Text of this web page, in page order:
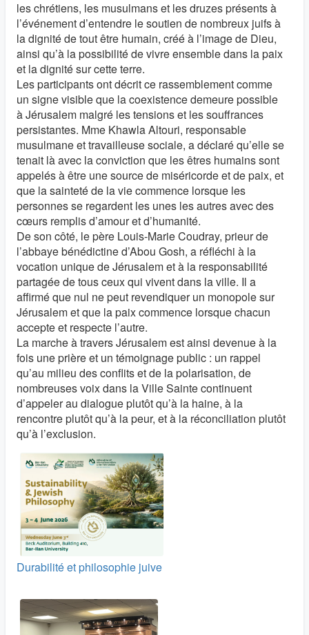
les chrétiens, les musulmans et les druzes présents à
l’événement d’entendre le soutien de nombreux juifs à
la dignité de tout être humain, créé à l’image de Dieu,
ainsi qu’à la possibilité de vivre ensemble dans la paix
et la dignité sur cette terre.
Les participants ont décrit ce rassemblement comme
un signe visible que la coexistence demeure possible
à Jérusalem malgré les tensions et les souffrances
persistantes. Mme Khawla Altouri, responsable
musulmane et travailleuse sociale, a déclaré qu’elle se
tenait là avec la conviction que les êtres humains sont
appelés à être une source de miséricorde et de paix, et
que la sainteté de la vie commence lorsque les
personnes se regardent les unes les autres avec des
cœurs remplis d’amour et d’humanité.
De son côté, le père Louis-Marie Coudray, prieur de
l’abbaye bénédictine d’Abou Gosh, a réfléchi à la
vocation unique de Jérusalem et à la responsabilité
partagée de tous ceux qui vivent dans la ville. Il a
affirmé que nul ne peut revendiquer un monopole sur
Jérusalem et que la paix commence lorsque chacun
accepte et respecte l’autre.
La marche à travers Jérusalem est ainsi devenue à la
fois une prière et un témoignage public : un rappel
qu’au milieu des conflits et de la polarisation, de
nombreuses voix dans la Ville Sainte continuent
d’appeler au dialogue plutôt qu’à la haine, à la
rencontre plutôt qu’à la peur, et à la réconciliation plutôt
qu’à l’exclusion.
Durabilité et philosophie juive